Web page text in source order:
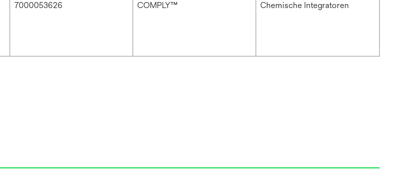
7000053626 COMPLY™ Chemische Integratoren